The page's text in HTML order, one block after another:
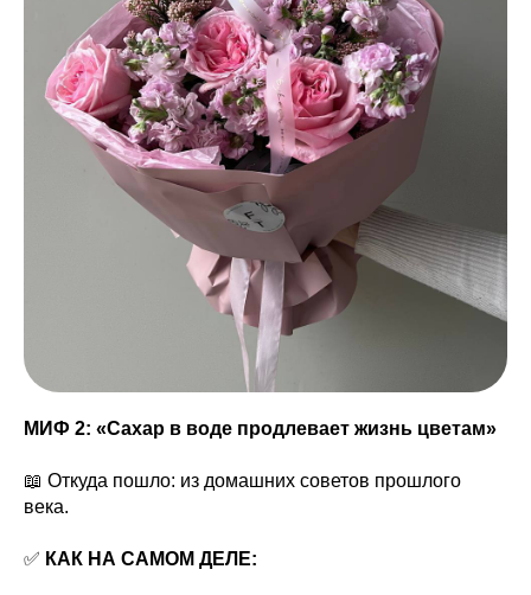
МИФ 2: «Сахар в воде продлевает жизнь цветам»
📖 Откуда пошло: из домашних советов прошлого
века.
✅ КАК НА САМОМ ДЕЛЕ: